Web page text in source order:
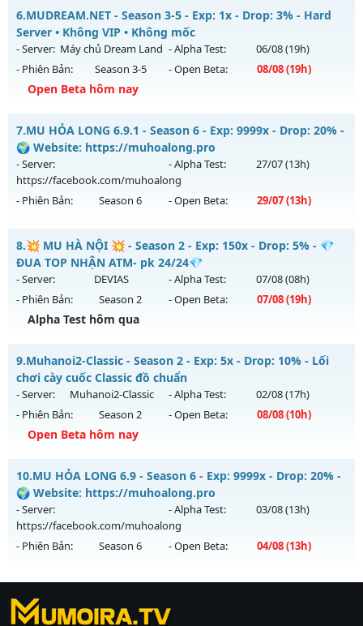
Antihack: ICM
Mu mới ra tháng 08 2026 - Mở máy chủ
https://facebook.com/muhoalongvào 18h ngày
08/08/2626
Exp: 9999x - Drop: 99%
Thể loại: Mu Nguyên bản Webzen
Antihack: XShield
6.MUDREAM.NET - Season 3-5 - Exp: 1x - Drop: 3% - Hard
Server • Không VIP • Không mốc
- Server: Máy chủ Dream Land - Alpha Test: 06/08(19h)
- Phiên Bản:
Season 3-5 - Open Beta: 08/08(19h)
Open Beta hôm nay
MUDREAM.NET - Hard Server • Không VIP • Không mốc
Mu mới ra tháng 08 2026 - Mở máy chủ
Landvào 19h ngày 08/08/2626
Exp: 1x - Drop: 3%
Thể loại: Mu Nguyên bản Webzen
Antihack: Chống Hack/ Dupe 100%
7.MU HỎA LONG 6.9.1 - Season 6 - Exp: 9999x - Drop: 20% -
🌍 Website: https://muhoalong.pro
- Server:
https://facebook.com/muhoalong
- Alpha Test: 27/07(13h)
- Phiên Bản: Season 6 - Open Beta: 29/07(13h)
MU HỎA LONG 6.9.1 - 🌍 Website: https://muhoalong.pro
Mu mới ra tháng 07 2026 - Mở máy chủ
https://facebook.com/muhoalongvào 13h ngày
29/07/2626
Exp: 9999x - Drop: 20%
Thể loại: Mu Nguyên bản Webzen
Antihack: Xshiel
8.💥 MU HÀ NỘI 💥 - Season 2 - Exp: 150x - Drop: 5% - 💎
ĐUA TOP NHẬN ATM- pk 24/24💎
- Server: DEVIAS - Alpha Test: 07/08(08h)
- Phiên Bản:
Season 2 - Open Beta: 07/08(19h)
Alpha Test hôm qua
💥 MU HÀ NỘI 💥 - 💎 ĐUA TOP NHẬN ATM- pk 24/24💎
Mu mới ra tháng 08 2026 - Mở máy chủ
ngày 07/08/2626
Exp: 150x - Drop: 5%
Kiểu reset: Reset In Game
Thể loại: Mu Nguyên bản Webzen
Antihack: BDCAM
9.Muhanoi2-Classic - Season 2 - Exp: 5x - Drop: 10% - Lối
chơi cày cuốc Classic đồ chuẩn
- Server: Muhanoi2-Classic - Alpha Test: 02/08(17h)
- Phiên Bản:
Season 2 - Open Beta: 08/08(10h)
Open Beta hôm nay
Muhanoi2-Classic - Lối chơi cày cuốc Classic đồ chuẩn
Mu mới ra tháng 08 2026 - Mở máy chủ
vào 10h ngày 08/08/2626
Exp: 5x - Drop: 10%
Thể loại: Mu Nguyên bản Webzen
Antihack: Pro
10.MU HỎA LONG 6.9 - Season 6 - Exp: 9999x - Drop: 20% -
🌍 Website: https://muhoalong.pro
- Server:
https://facebook.com/muhoalong
- Alpha Test: 03/08(13h)
- Phiên Bản: Season 6 - Open Beta: 04/08(13h)
MU HỎA LONG 6.9 - 🌍 Website: https://muhoalong.pro
Mu mới ra tháng 08 2026 - Mở máy chủ
https://ktdb.net/ |789club